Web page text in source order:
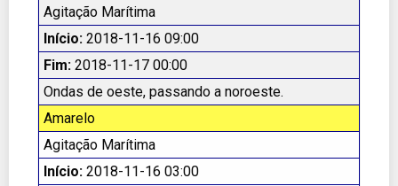
Agitação Marítima
Início: 2018-11-16 09:00
Fim: 2018-11-17 00:00
Ondas de oeste, passando a noroeste.
Amarelo
Agitação Marítima
Início: 2018-11-16 03:00